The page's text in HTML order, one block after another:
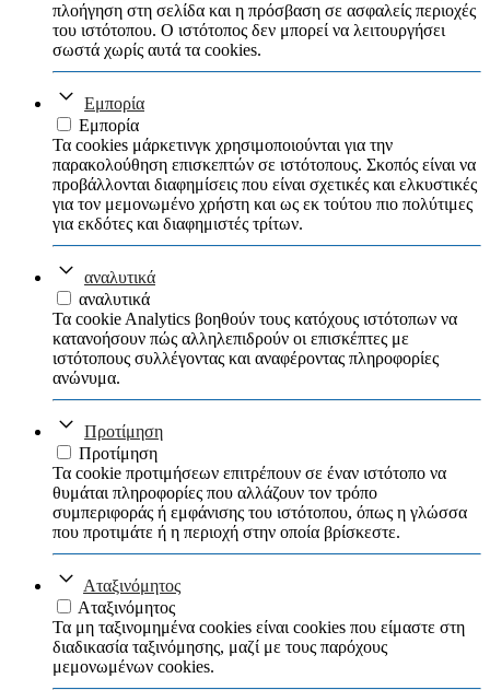
πλοήγηση στη σελίδα και η πρόσβαση σε ασφαλείς περιοχές
του ιστότοπου. Ο ιστότοπος δεν μπορεί να λειτουργήσει
σωστά χωρίς αυτά τα cookies.
Εμπορία
Εμπορία
Τα cookies μάρκετινγκ χρησιμοποιούνται για την
παρακολούθηση επισκεπτών σε ιστότοπους. Σκοπός είναι να
προβάλλονται διαφημίσεις που είναι σχετικές και ελκυστικές
για τον μεμονωμένο χρήστη και ως εκ τούτου πιο πολύτιμες
για εκδότες και διαφημιστές τρίτων.
αναλυτικά
αναλυτικά
Τα cookie Analytics βοηθούν τους κατόχους ιστότοπων να
κατανοήσουν πώς αλληλεπιδρούν οι επισκέπτες με
ιστότοπους συλλέγοντας και αναφέροντας πληροφορίες
ανώνυμα.
Προτίμηση
Προτίμηση
Τα cookie προτιμήσεων επιτρέπουν σε έναν ιστότοπο να
θυμάται πληροφορίες που αλλάζουν τον τρόπο
συμπεριφοράς ή εμφάνισης του ιστότοπου, όπως η γλώσσα
που προτιμάτε ή η περιοχή στην οποία βρίσκεστε.
Αταξινόμητος
Αταξινόμητος
Τα μη ταξινομημένα cookies είναι cookies που είμαστε στη
διαδικασία ταξινόμησης, μαζί με τους παρόχους
μεμονωμένων cookies.